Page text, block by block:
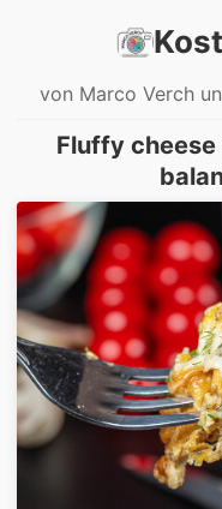
von Marco Verch
Fluffy cheese